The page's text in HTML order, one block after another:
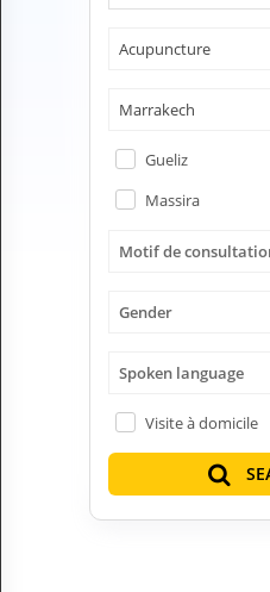
Pharmaceutical
Medical questions
Acupuncture
Marrakech
Gueliz
Massira
Motif de
Gender
Spoken language
Visite à domicile